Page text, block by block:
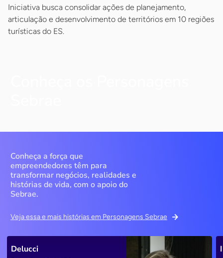
Iniciativa busca consolidar ações de planejamento,
articulação e desenvolvimento de territórios em 10 regiões
turísticas do ES.
Conheça a força que
empreendedores têm para
transformar negócios, realidades e
histórias de vida, com o apoio do
Sebrae.
Veja essa e mais histórias em Personagens Sebrae
Delucci